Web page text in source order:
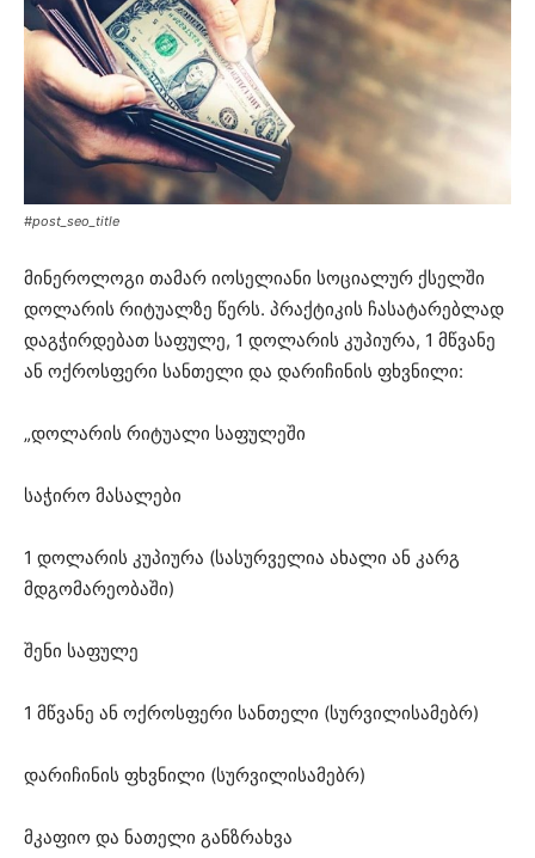
#post_seo_title
მინეროლოგი თამარ იოსელიანი სოციალურ ქსელში
დოლარის რიტუალზე წერს. პრაქტიკის ჩასატარებლად
დაგჭირდებათ საფულე, 1 დოლარის კუპიურა, 1 მწვანე
ან ოქროსფერი სანთელი და დარიჩინის ფხვნილი:
„დოლარის რიტუალი საფულეში
საჭირო მასალები
1 დოლარის კუპიურა (სასურველია ახალი ან კარგ
მდგომარეობაში)
შენი საფულე
1 მწვანე ან ოქროსფერი სანთელი (სურვილისამებრ)
დარიჩინის ფხვნილი (სურვილისამებრ)
მკაფიო და ნათელი განზრახვა